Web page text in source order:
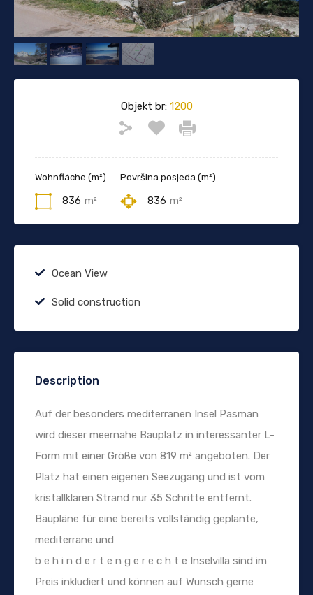
Objekt br:1200
Wohnfläche (m²)
836 m²
Površina posjeda (m²)
836 m²
Ocean View
Solid construction
Description
Auf der besonders mediterranen Insel Pasman
wird dieser meernahe Bauplatz in interessanter L-
Form mit einer Größe von 819 m² angeboten. Der
Platz hat einen eigenen Seezugang und ist vom
kristallklaren Strand nur 35 Schritte entfernt.
Baupläne für eine bereits vollständig geplante,
mediterrane und
b e h i n d e r t e n g e r e c h t e Inselvilla sind im
Preis inkludiert und können auf Wunsch gerne